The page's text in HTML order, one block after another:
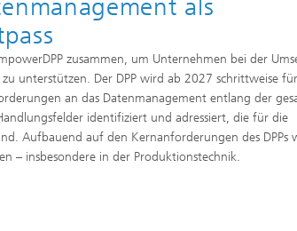
als
zusammen, um Unternehmen bei der
unterstützen. Der DPP wird ab 2027 schrittweise für
an das Datenmanagement entlang der
identifiziert und adressiert, die für die
Aufbauend auf den Kernanforderungen des DPPs
– insbesondere in der Produktionstechnik.